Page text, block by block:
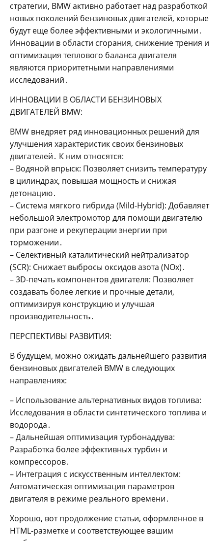
стратегии, BMW активно работает над разработкой
новых поколений бензиновых двигателей, которые
будут еще более эффективными и экологичными․
Инновации в области сгорания, снижение трения и
оптимизация теплового баланса двигателя
являются приоритетными направлениями
исследований․
ИННОВАЦИИ В ОБЛАСТИ БЕНЗИНОВЫХ
ДВИГАТЕЛЕЙ BMW:
BMW внедряет ряд инновационных решений для
улучшения характеристик своих бензиновых
двигателей․ К ним относятся:
– Водяной впрыск: Позволяет снизить температуру
в цилиндрах, повышая мощность и снижая
детонацию․
– Система мягкого гибрида (Mild-Hybrid): Добавляет
небольшой электромотор для помощи двигателю
при разгоне и рекуперации энергии при
торможении․
– Селективный каталитический нейтрализатор
(SCR): Снижает выбросы оксидов азота (NOx)․
– 3D-печать компонентов двигателя: Позволяет
создавать более легкие и прочные детали,
оптимизируя конструкцию и улучшая
производительность․
ПЕРСПЕКТИВЫ РАЗВИТИЯ:
В будущем, можно ожидать дальнейшего развития
бензиновых двигателей BMW в следующих
направлениях:
– Использование альтернативных видов топлива:
Исследования в области синтетического топлива и
водорода․
– Дальнейшая оптимизация турбонаддува:
Разработка более эффективных турбин и
компрессоров․
– Интеграция с искусственным интеллектом:
Автоматическая оптимизация параметров
двигателя в режиме реального времени․
Хорошо, вот продолжение статьи, оформленное в
HTML-разметке и соответствующее вашим